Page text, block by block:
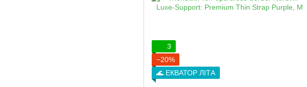
3
−20%
🌊 ЕКВАТОР ЛІТА